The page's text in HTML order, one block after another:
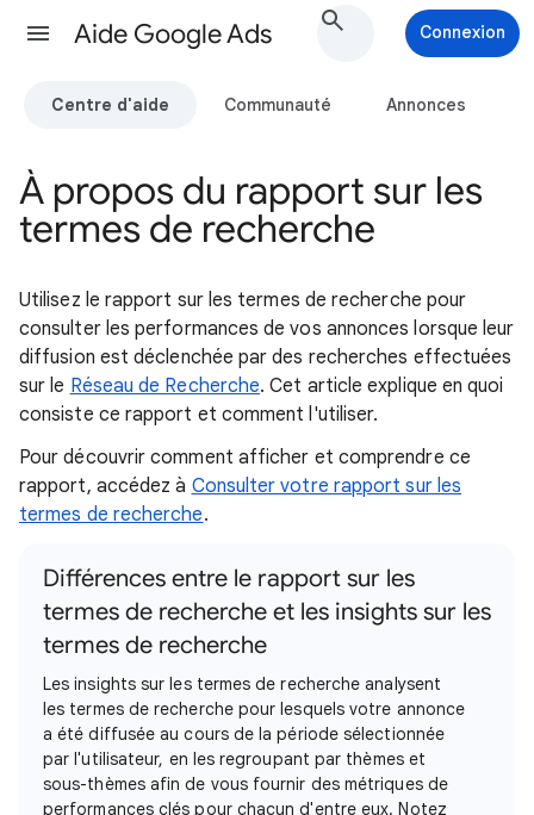
Aide Google Ads Connexion
Centre d'aide Communauté Annonces
À propos du rapport sur les
termes de recherche
Utilisez le rapport sur les termes de recherche pour
consulter les performances de vos annonces lorsque leur
diffusion est déclenchée par des recherches effectuées
sur le Réseau de Recherche. Cet article explique en quoi
consiste ce rapport et comment l'utiliser.
Pour découvrir comment afficher et comprendre ce
rapport, accédez à Consulter votre rapport sur les
termes de recherche.
Différences entre le rapport sur les
termes de recherche et les insights sur les
termes de recherche
Les insights sur les termes de recherche analysent
les termes de recherche pour lesquels votre annonce
a été diffusée au cours de la période sélectionnée
par l'utilisateur, en les regroupant par thèmes et
sous-thèmes afin de vous fournir des métriques de
performances clés pour chacun d'entre eux. Notez